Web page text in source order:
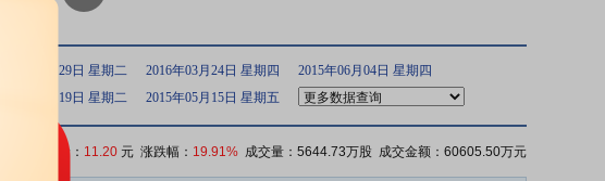
2017年08月29日 星期二 2016年03月24日 星期四
2015年06月04日 星期四
2015年05月19日 星期二 2015年05月15日 星期五
收盘价： 11.20 元 涨跌幅： 19.91% 成交量：5644.73万股 成交金额：60605.50万元